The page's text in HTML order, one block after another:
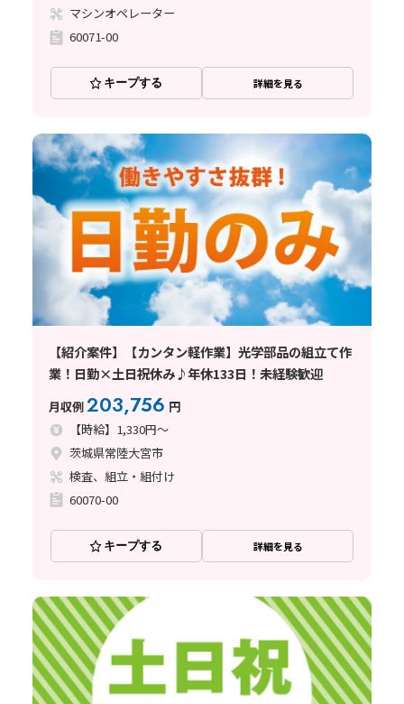
マシンオペレーター
60071-00
キープする 詳細を見る
【紹介案件】【カンタン軽作業】光学部品の組立て作
業！日勤×土日祝休み♪年休133日！未経験歓迎
月収例203,756 円
【時給】1,330円～
茨城県常陸大宮市
検査、組立・組付け
60070-00
キープする 詳細を見る